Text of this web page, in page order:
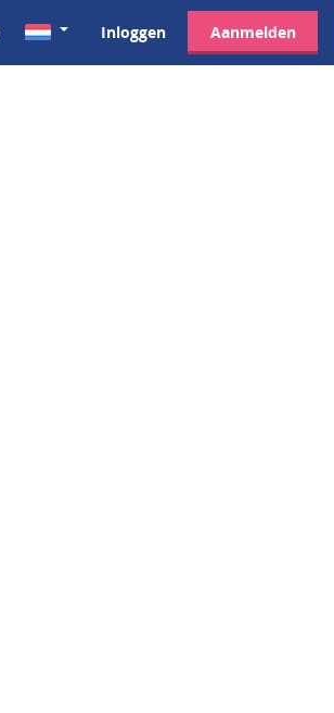
Inloggen Aanmelden